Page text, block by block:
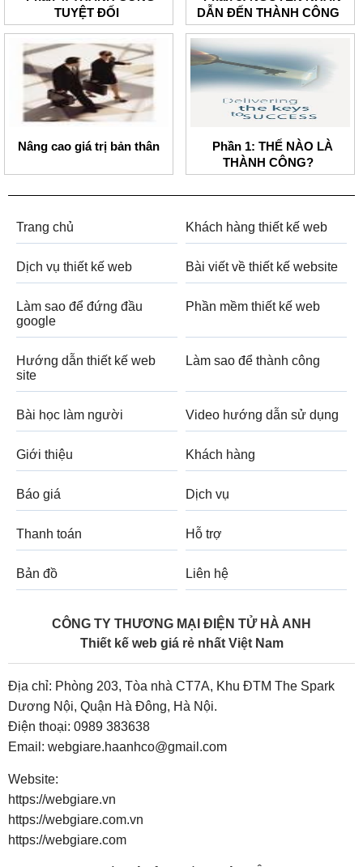
TUYỆT ĐỐI
DẪN ĐẾN THÀNH CÔNG
Nâng cao giá trị bản thân
Phần 1: THẾ NÀO LÀ
THÀNH CÔNG?
Trang chủ Khách hàng thiết kế web
Dịch vụ thiết kế web Bài viết về thiết kế website
Làm sao để đứng đầu
google
Phần mềm thiết kế web
Hướng dẫn thiết kế web
site
Làm sao để thành công
Bài học làm người Video hướng dẫn sử dụng
Giới thiệu Khách hàng
Báo giá Dịch vụ
Thanh toán Hỗ trợ
Bản đồ Liên hệ
CÔNG TY THƯƠNG MẠI ĐIỆN TỬ HÀ ANH
Thiết kế web giá rẻ nhất Việt Nam
Địa chỉ: Phòng 203, Tòa nhà CT7A, Khu ĐTM The Spark
Dương Nội, Quận Hà Đông, Hà Nội.
Điện thoại: 0989 383638
Email: webgiare.haanhco@gmail.com
Website:
https://webgiare.vn
https://webgiare.com.vn
https://webgiare.com